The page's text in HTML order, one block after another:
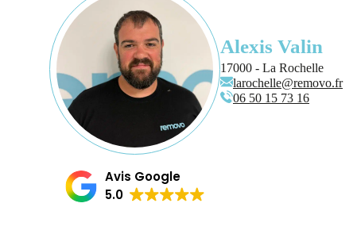
Alexis Valin
17000 - La Rochelle
larochelle@removo.fr
06 50 15 73 16
Avis Google
5.0